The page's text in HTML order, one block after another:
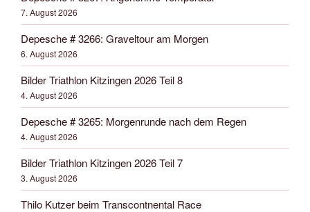
7. August 2026
Depesche # 3266: Graveltour am Morgen
6. August 2026
Bilder Triathlon Kitzingen 2026 Teil 8
4. August 2026
Depesche # 3265: Morgenrunde nach dem Regen
4. August 2026
Bilder Triathlon Kitzingen 2026 Teil 7
3. August 2026
Thilo Kutzer beim Transcontnental Race